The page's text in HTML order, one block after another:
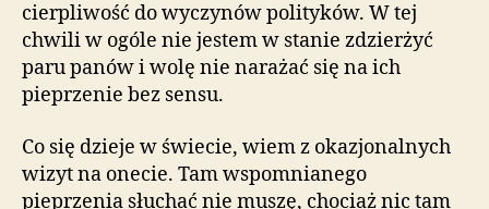
cierpliwość do wyczynów polityków. W tej
chwili w ogóle nie jestem w stanie zdzierżyć
paru panów i wolę nie narażać się na ich
pieprzenie bez sensu.
Co się dzieje w świecie, wiem z okazjonalnych
wizyt na onecie. Tam wspomnianego
pieprzenia słuchać nie muszę, chociaż nic tam